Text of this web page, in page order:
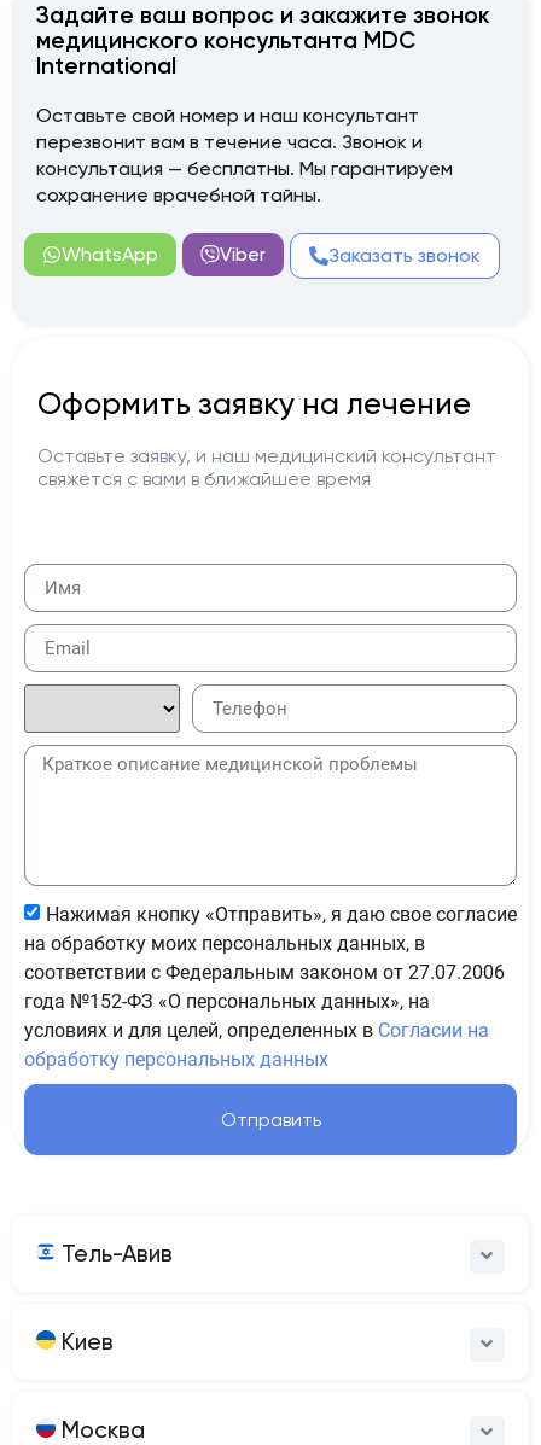
Задайте ваш вопрос и закажите звонок
медицинского консультанта MDC
International
Оставьте свой номер и наш консультант
перезвонит вам в течение часа. Звонок и
консультация — бесплатны. Мы гарантируем
сохранение врачебной тайны.
WhatsApp Viber Заказать звонок
Оформить заявку на лечение
Оставьте заявку, и наш медицинский консультант
свяжется с вами в ближайшее время
Нажимая кнопку «Отправить», я даю свое согласие
на обработку моих персональных данных, в
соответствии с Федеральным законом от 27.07.2006
года №152-ФЗ «О персональных данных», на
условиях и для целей, определенных в Согласии на
обработку персональных данных
Отправить
Тель-Авив
Киев
Москва